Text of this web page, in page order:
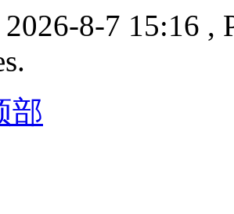
8-7 15:16 ,
部